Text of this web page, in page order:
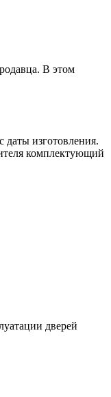
В этом
даты изготовления.
комплектующий
дверей